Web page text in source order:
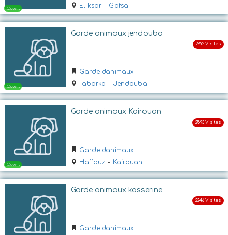
Ouvert
Ouvert
El ksar - Gafsa
Garde animaux jendouba
Garde d'animaux
Tabarka - Jendouba
Garde animaux Kairouan
Garde d'animaux
Haffouz - Kairouan
Garde animaux kasserine
Garde d'animaux